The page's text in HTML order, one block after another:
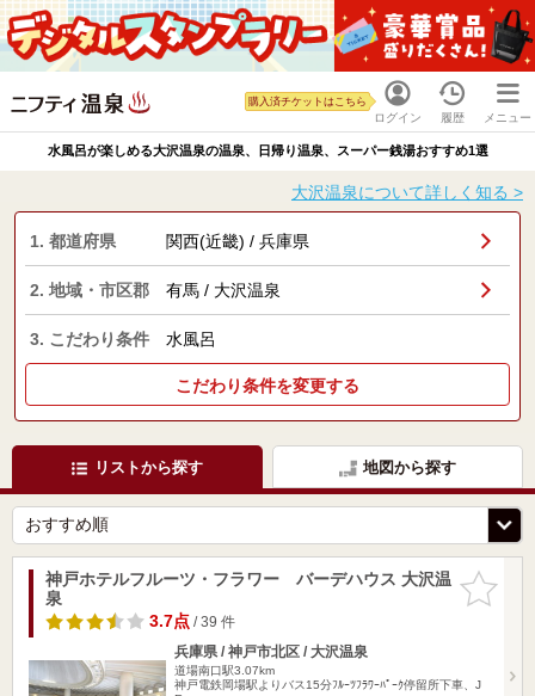
ログイン
購入済チケットはこちら
履歴 メニュー
水風呂が楽しめる大沢温泉の温泉、日帰り温泉、スーパー銭湯おすすめ1選
大沢温泉について詳しく知る >
1. 都道府県 関西(近畿) / 兵庫県
2. 地域・市区郡 有馬 / 大沢温泉
3. こだわり条件 水風呂
こだわり条件を変更する
リストから探す 地図から探す
お気に入
りに追加
神戸ホテルフルーツ・フラワー バーデハウス 大沢温
泉
3.7点/ 39 件
兵庫県 / 神戸市北区 / 大沢温泉
道場南口駅3.07km
神戸電鉄岡場駅よりバス15分ﾌﾙｰﾂﾌﾗﾜｰﾊﾟｰｸ停留所下車、J